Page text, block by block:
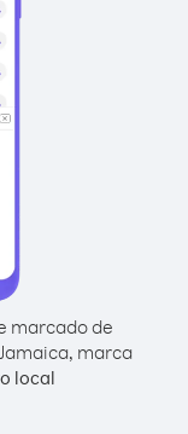
marcado de
marca
local